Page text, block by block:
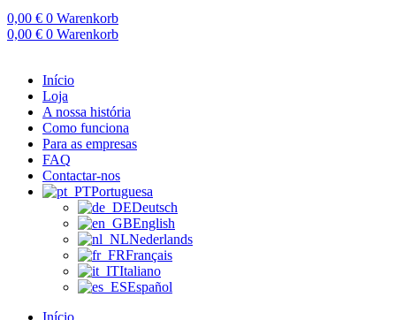
0,00 € 0 Warenkorb
0,00 € 0 Warenkorb
Início
Loja
A nossa história
Como funciona
Para as empresas
FAQ
Contactar-nos
Portuguesa
Deutsch
English
Nederlands
Français
Italiano
Español
Início